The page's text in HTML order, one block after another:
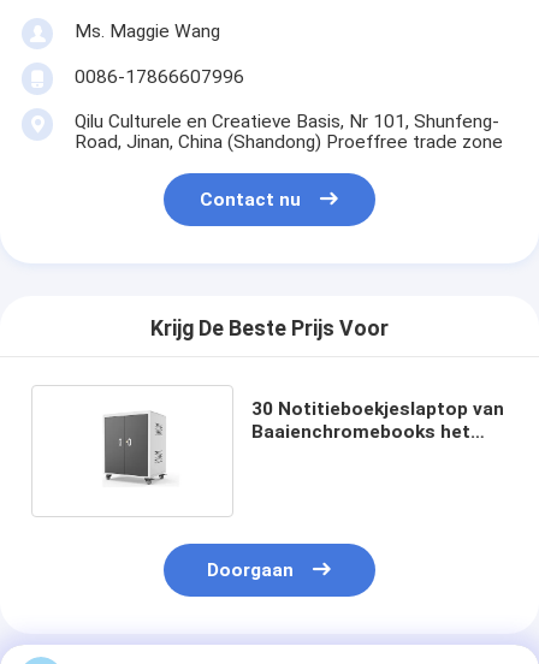
Ms. Maggie Wang
0086-17866607996
Qilu Culturele en Creatieve Basis, Nr 101, Shunfeng-
Road, Jinan, China (Shandong) Proeffree trade zone
Contact nu
Krijg De Beste Prijs Voor
30 Notitieboekjeslaptop van
Baaienchromebooks het
Doorgaan